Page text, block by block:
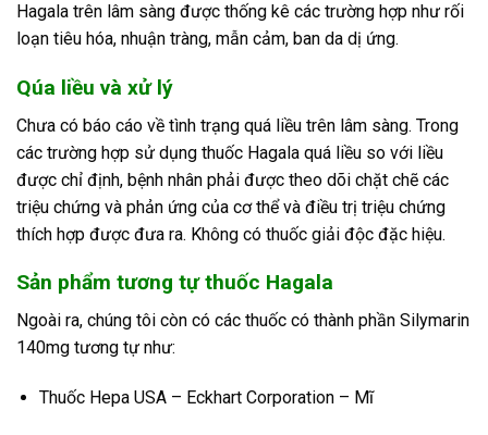
Hagala trên lâm sàng được thống kê các trường hợp như rối
loạn tiêu hóa, nhuận tràng, mẫn cảm, ban da dị ứng.
Qúa liều và xử lý
Chưa có báo cáo về tình trạng quá liều trên lâm sàng. Trong
các trường hợp sử dụng thuốc Hagala quá liều so với liều
được chỉ định, bệnh nhân phải được theo dõi chặt chẽ các
triệu chứng và phản ứng của cơ thể và điều trị triệu chứng
thích hợp được đưa ra. Không có thuốc giải độc đặc hiệu.
Sản phẩm tương tự thuốc Hagala
Ngoài ra, chúng tôi còn có các thuốc có thành phần Silymarin
140mg tương tự như:
Thuốc Hepa USA – Eckhart Corporation – Mĩ